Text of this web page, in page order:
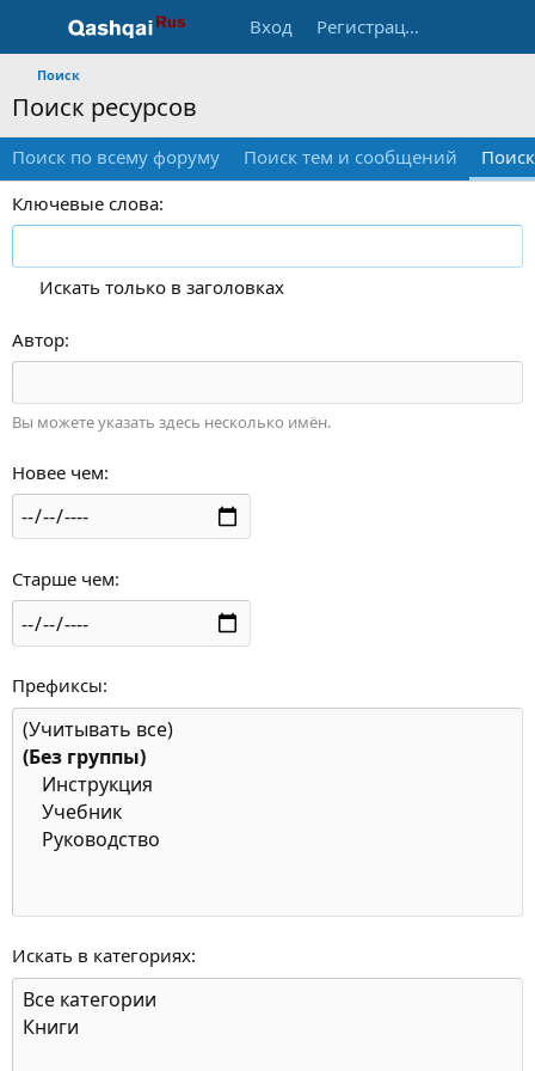
Вход Регистрация
Поиск
Поиск ресурсов
Поиск по всему форуму Поиск тем и сообщений
Ключевые слова
Искать только в заголовках
Автор
Вы можете указать здесь несколько имён.
Новее чем
Старше чем
Префиксы
Искать в категориях